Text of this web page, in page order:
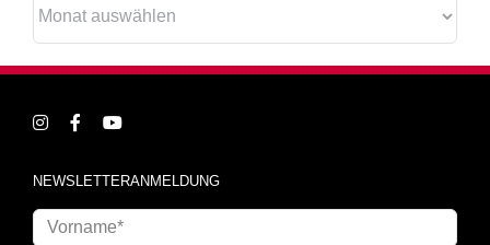
NEWSLETTERANMELDUNG